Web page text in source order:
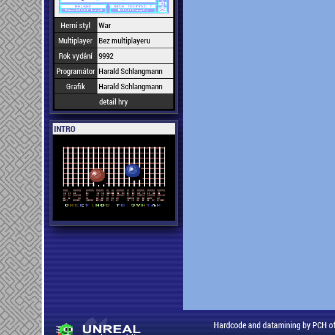
Herní styl
War
Multiplayer Bez multiplayeru
Rok vydání 9992
Programátor Harald Schlangmann
Grafik
Harald Schlangmann
detail hry
INTRO
Hardcode and datamining by PCH